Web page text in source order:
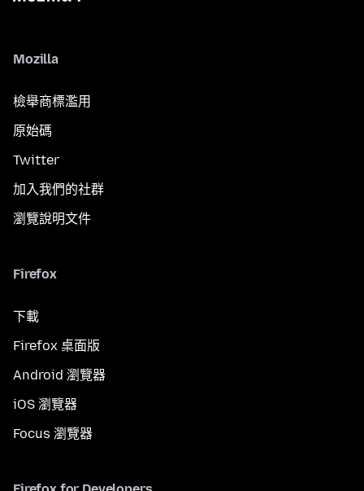
Mozilla
檢舉商標濫用
原始碼
Twitter
加入我們的社群
瀏覽說明文件
Firefox
下載
Firefox 桌面版
Android 瀏覽器
iOS 瀏覽器
Focus 瀏覽器